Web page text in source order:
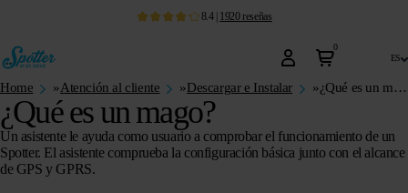
8.4| 1920 reseñas
0
es
Home »Atención al cliente »Descargar e Instalar » ¿Qué es un mago?
¿Qué es un mago?
Un asistente le ayuda como usuario a comprobar el funcionamiento de un
Spotter. El asistente comprueba la configuración básica junto con el alcance
de GPS y GPRS.